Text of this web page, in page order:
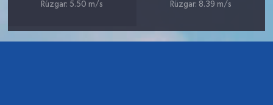
Rüzgar: 5.50 m/s
Rüzgar: 8.39 m/s